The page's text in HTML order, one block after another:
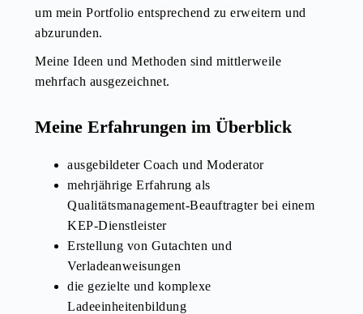
um mein Portfolio entsprechend zu erweitern und
abzurunden.
Meine Ideen und Methoden sind mittlerweile
mehrfach ausgezeichnet.
Meine Erfahrungen im Überblick
ausgebildeter Coach und Moderator
mehrjährige Erfahrung als
Qualitätsmanagement-Beauftragter bei einem
KEP-Dienstleister
Erstellung von Gutachten und
Verladeanweisungen
die gezielte und komplexe
Ladeeinheitenbildung